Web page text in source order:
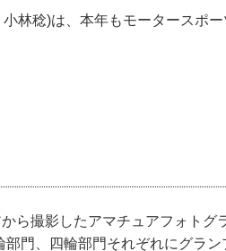
林稔)は、本年もモータースポ
ら撮影したアマチュアフォトグ
門、四輪部門それぞれにグラン